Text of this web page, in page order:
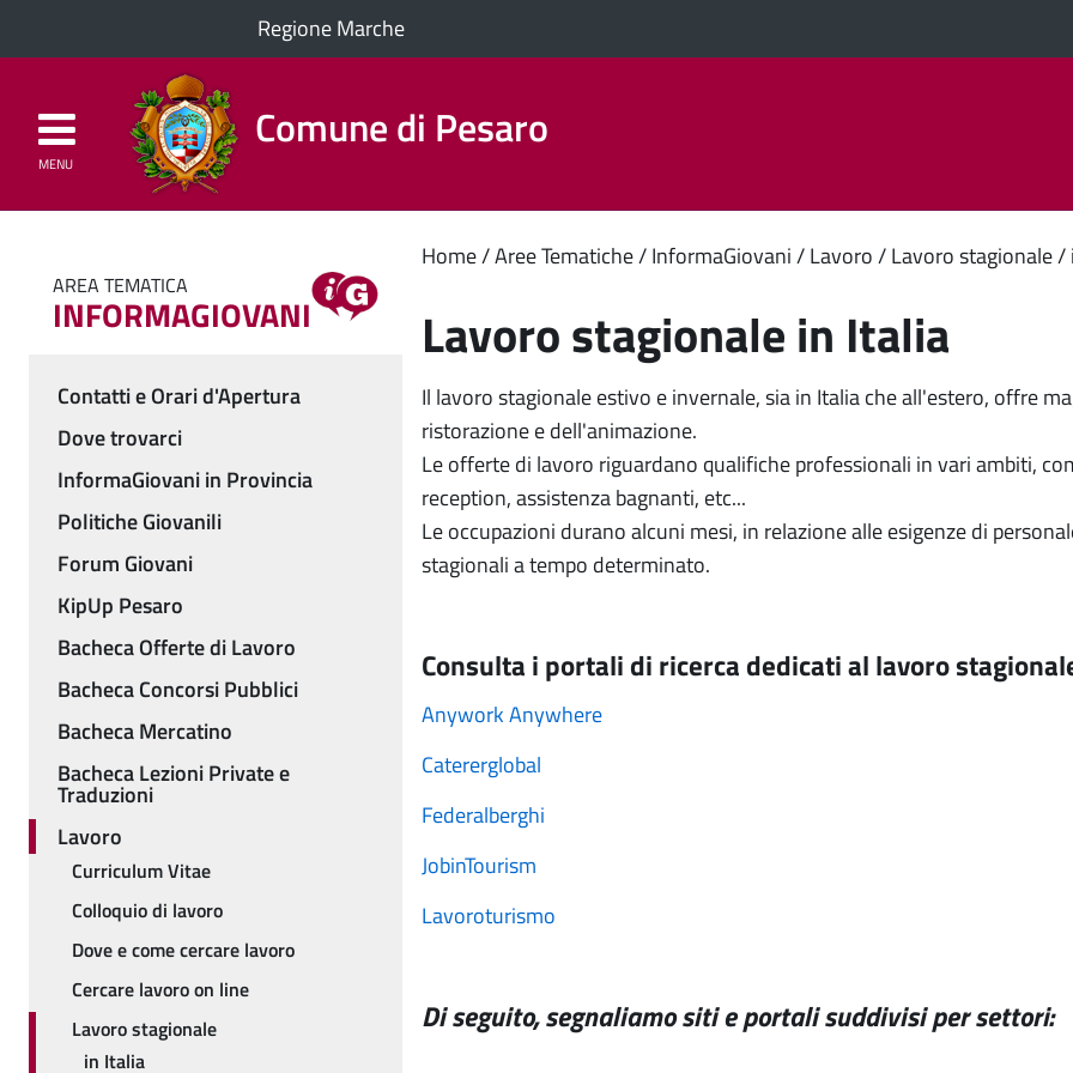
Regione Marche
Comune di Pesaro
MENU
Contenuto
principale
Home Aree Tematiche InformaGiovani Lavoro Lavoro stagionale
Lavoro stagionale in Italia
Il lavoro stagionale estivo e invernale, sia in Italia che all'estero, offre
ristorazione e dell'animazione.
Le offerte di lavoro riguardano qualifiche professionali in vari ambiti,
reception, assistenza bagnanti, etc...
Le occupazioni durano alcuni mesi, in relazione alle esigenze di
stagionali a tempo determinato.
Consulta i portali di ricerca dedicati al lavoro
Anywork Anywhere
Catererglobal
Federalberghi
JobinTourism
Lavoroturismo
Di seguito, segnaliamo siti e portali suddivisi per settori:
AREA TEMATICA
INFORMAGIOVANI
Menu
Contatti e Orari d'Apertura
Dove trovarci
InformaGiovani in Provincia
Politiche Giovanili
Forum Giovani
KipUp Pesaro
Bacheca Offerte di Lavoro
Bacheca Concorsi Pubblici
Bacheca Mercatino
Bacheca Lezioni Private e
Traduzioni
Lavoro
Curriculum Vitae
Colloquio di lavoro
Dove e come cercare lavoro
Cercare lavoro on line
Lavoro stagionale
in Italia